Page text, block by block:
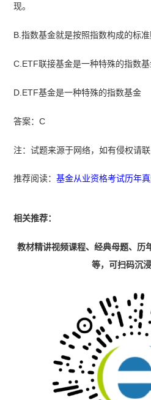
现。
B.指数基金就是按照指数构成的标
C.ETF联接基金是一种特殊的指数
D.ETF基金是一种特殊的指数基金
答案：C
注：试题来源于网络，如有侵权请联
推荐阅读：基金从业资格考试历年
相关推荐：
教材精讲视频课程、经典母题、历
等，可扫码沉